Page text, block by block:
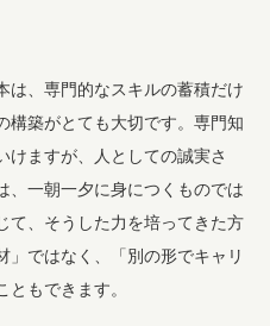
は、専門的なスキルの蓄積だけ
構築がとても大切です。専門知
けますが、人としての誠実さ
、一朝一夕に身につくものでは
て、そうした力を培ってきた方
」ではなく、「別の形でキャリ
もできます。